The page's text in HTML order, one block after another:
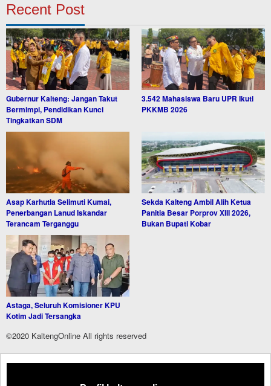
Recent Post
Gubernur Kalteng: Jangan Takut
Bermimpi, Pendidikan Kunci
Tingkatkan SDM
3.542 Mahasiswa Baru UPR Ikuti
PKKMB 2026
Asap Karhutla Selimuti Kumai,
Penerbangan Lanud Iskandar
Terancam Terganggu
Sekda Kalteng Ambil Alih Ketua
Panitia Besar Porprov XIII 2026,
Bukan Bupati Kobar
Astaga, Seluruh Komisioner KPU
Kotim Jadi Tersangka
©2020 KaltengOnline All rights reserved